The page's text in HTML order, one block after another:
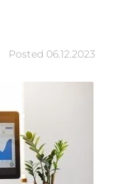
Posted 06.12.2023